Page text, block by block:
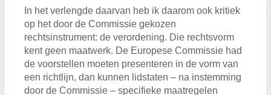
In het verlengde daarvan heb ik daarom ook kritiek
op het door de Commissie gekozen
rechtsinstrument: de verordening. Die rechtsvorm
kent geen maatwerk. De Europese Commissie had
de voorstellen moeten presenteren in de vorm van
een richtlijn, dan kunnen lidstaten – na instemming
door de Commissie – specifieke maatregelen